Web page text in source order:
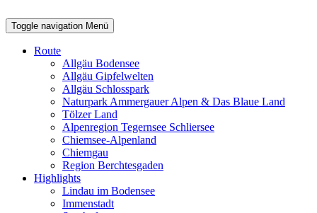
Toggle navigation Menü
Route
Allgäu Bodensee
Allgäu Gipfelwelten
Allgäu Schlosspark
Naturpark Ammergauer Alpen & Das Blaue Land
Tölzer Land
Alpenregion Tegernsee Schliersee
Chiemsee-Alpenland
Chiemgau
Region Berchtesgaden
Highlights
Lindau im Bodensee
Immenstadt